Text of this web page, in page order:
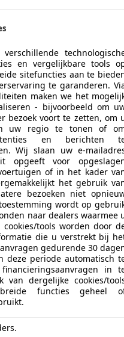
Plus
en vergelijkbare tools
sitefuncties aan te
te garanderen.
maken we het
- bijvoorbeeld om
bezoek voort te zetten, om
uw regio te tonen of
en berichten
Wij slaan uw e-
voor
of in het kader
het gebruik
bezoeken niet
wordt op
naar dealers waarmee
tools worden door
die u verstrekt bij
gedurende 30
deze periode automatisch
in
van dergelijke cookies/
functies geheel